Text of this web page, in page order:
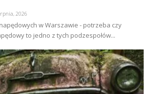
2026
w Warszawie - potrzeba czy
to jedno z tych podzespołów...